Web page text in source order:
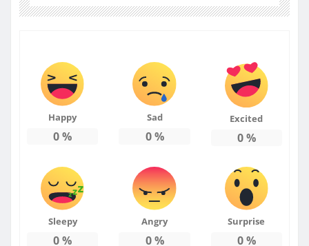
Happy
0%
Sad
0%
Excited
0%
Sleepy
0%
Angry
0%
Surprise
0%